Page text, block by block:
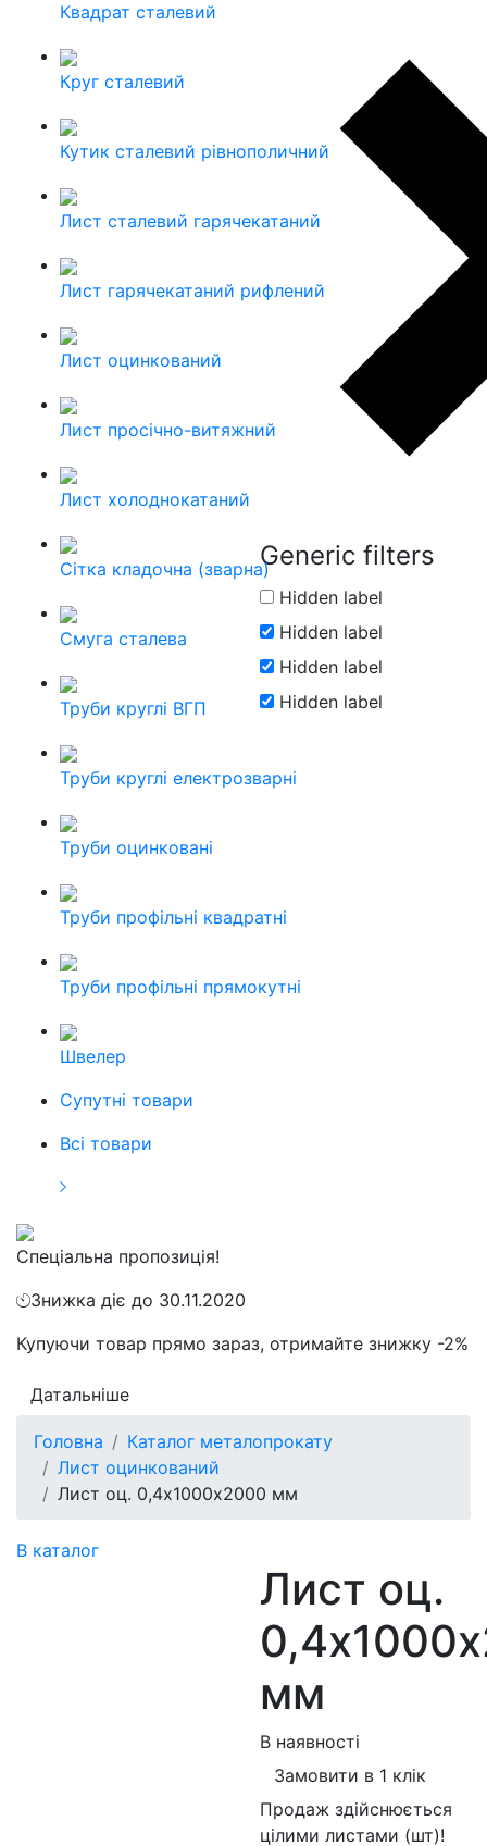
Generic filters
Hidden label
Hidden label
Hidden label
Hidden label
Квадрат сталевий
Круг сталевий
Кутик сталевий рівнополичний
Лист сталевий гарячекатаний
Лист гарячекатаний рифлений
Лист оцинкований
Лист просічно-витяжний
Лист холоднокатаний
Сітка кладочна (зварна)
Смуга сталева
Труби круглі ВГП
Труби круглі електрозварні
Труби оцинковані
Труби профільні квадратні
Труби профільні прямокутні
Швелер
Cупутні товари
Всі товари
Спеціальна пропозиція!
Знижка діє до 30.11.2020
Купуючи товар прямо зараз, отримайте знижку -2%
Датальніше
Головна
Каталог металопрокату
Лист оцинкований
Лист оц. 0,4х1000х2000 мм
В каталог
Лист оц.
мм
В наявності
Замовити в 1 клік
Продаж здійснюється
цілими листами (шт)!